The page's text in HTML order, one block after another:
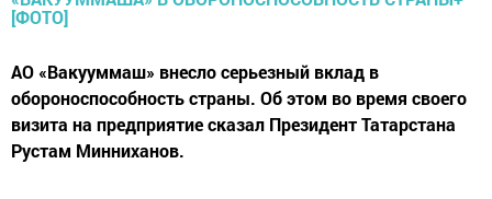
АО «Вакууммаш» внесло серьезный вклад в
обороноспособность страны. Об этом во время своего
визита на предприятие сказал Президент Татарстана
Рустам Минниханов.